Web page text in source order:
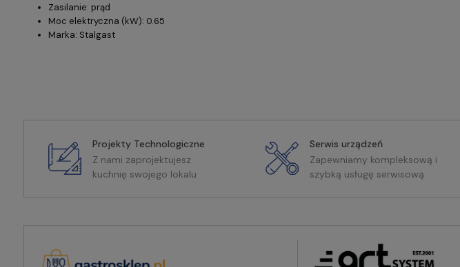
Zasilanie: prąd
Moc elektryczna (kW): 0.65
Marka: Stalgast
Projekty Technologiczne
Z nami zaprojektujesz
kuchnię swojego lokalu
Serwis urządzeń
Zapewniamy kompleksową i
szybką usługę serwisową